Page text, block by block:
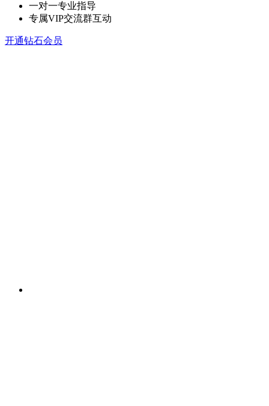
一对一专业指导
专属VIP交流群互动
开通钻石会员